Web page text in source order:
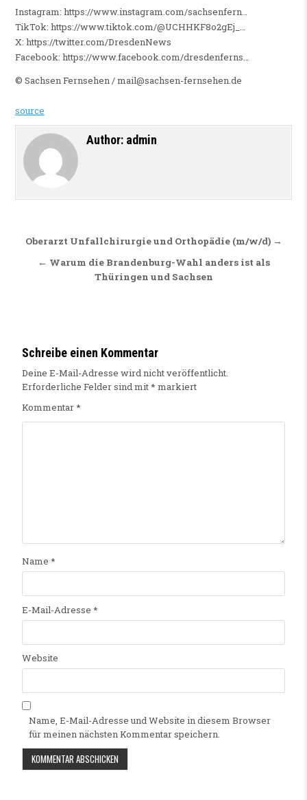
Instagram: https://www.instagram.com/sachsenfern…
TikTok: https://www.tiktok.com/@UCHHKF8o2gEj_…
X: https://twitter.com/DresdenNews
Facebook: https://www.facebook.com/dresdenferns…
©️ Sachsen Fernsehen / mail@sachsen-fernsehen.de
source
Author: admin
Beitragsnavigation
Oberarzt Unfallchirurgie und Orthopädie (m/w/d) →
← Warum die Brandenburg-Wahl anders ist als
Thüringen und Sachsen
Schreibe einen Kommentar
Deine E-Mail-Adresse wird nicht veröffentlicht.
Erforderliche Felder sind mit* markiert
Kommentar*
Name *
E-Mail-Adresse *
Website
Name, E-Mail-Adresse und Website in diesem Browser
für meinen nächsten Kommentar speichern.